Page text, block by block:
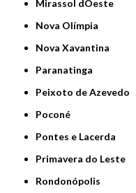
Mirassol dOeste
Nova Olímpia
Nova Xavantina
Paranatinga
Peixoto de Azevedo
Poconé
Pontes e Lacerda
Primavera do Leste
Rondonópolis